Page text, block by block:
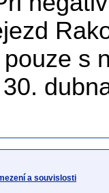
s
a souvislosti